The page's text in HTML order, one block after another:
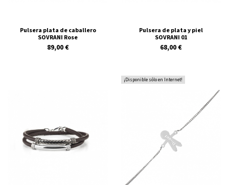
Pulsera plata de caballero
SOVRANI Rose
89,00 €
Pulsera de plata y piel
SOVRANI 01
68,00 €
¡Disponible sólo en Internet!